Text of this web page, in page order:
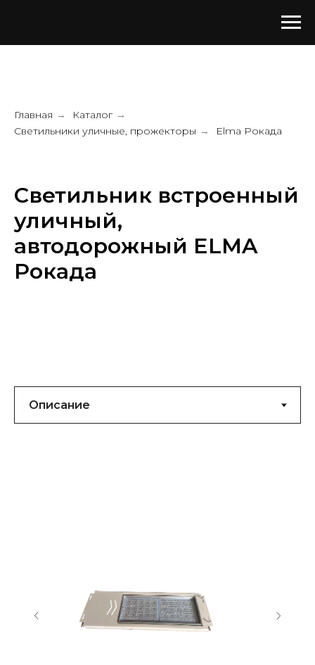
Главная → Каталог →
Светильники уличные, прожекторы → Elma Рокада
Светильник встроенный
уличный,
автодорожный ELMA
Рокада